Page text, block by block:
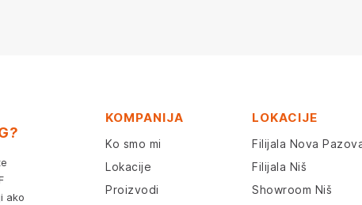
ako
KOMPANIJA
Ko smo mi
Lokacije
Proizvodi
LOKACIJE
Filijala Nova
Filijala Niš
Showroom Niš